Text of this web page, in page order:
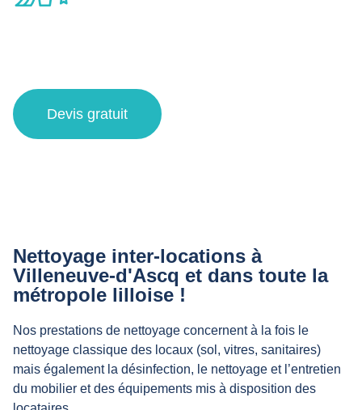
Devis gratuit
Nettoyage inter-locations à
Villeneuve-d'Ascq et dans toute la
métropole lilloise !
Nos prestations de nettoyage concernent à la fois le
nettoyage classique des locaux (sol, vitres, sanitaires)
mais également la désinfection, le nettoyage et l’entretien
du mobilier et des équipements mis à disposition des